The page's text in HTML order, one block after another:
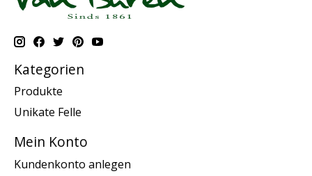
Kategorien
Produkte
Unikate Felle
Mein Konto
Kundenkonto anlegen